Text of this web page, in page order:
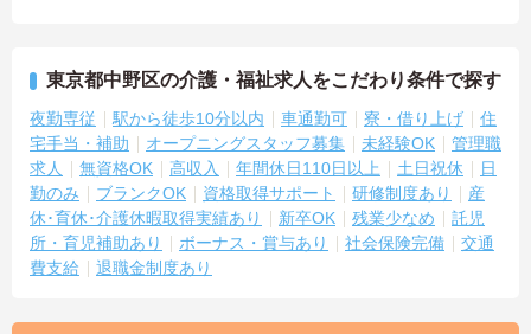
東京都中野区の介護・福祉求人をこだわり条件で探す
夜勤専従 駅から徒歩10分以内 車通勤可 寮・借り上げ
住
宅手当・補助
オープニングスタッフ募集 未経験OK
管理職
求人
無資格OK 高収入 年間休日110日以上 土日祝休
日
勤のみ
ブランクOK 資格取得サポート 研修制度あり
産
休･育休･介護休暇取得実績あり
新卒OK 残業少なめ
託児
所・育児補助あり
ボーナス・賞与あり 社会保険完備
交通
費支給
退職金制度あり